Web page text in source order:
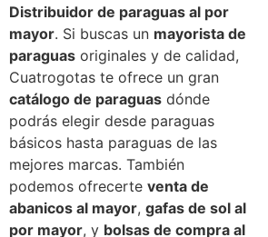
Distribuidor de paraguas al por
mayor. Si buscas un mayorista de
paraguas originales y de calidad,
Cuatrogotas te ofrece un gran
catálogo de paraguas dónde
podrás elegir desde paraguas
básicos hasta paraguas de las
mejores marcas. También
podemos ofrecerte venta de
abanicos al mayor, gafas de sol al
por mayor, y bolsas de compra al